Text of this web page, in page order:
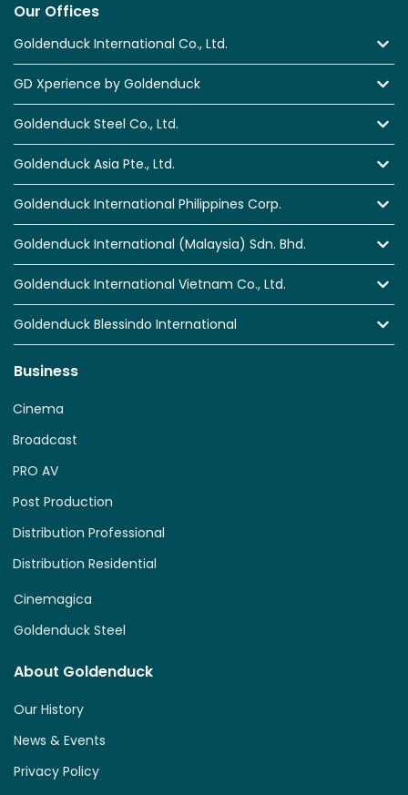
Our Offices
Goldenduck International Co., Ltd.
GD Xperience by Goldenduck
Goldenduck Steel Co., Ltd.
Goldenduck Asia Pte., Ltd.
Goldenduck International Philippines Corp.
Goldenduck International (Malaysia) Sdn. Bhd.
Goldenduck International Vietnam Co., Ltd.
Goldenduck Blessindo International
Business
Distribution Residential
Distribution Professional
Post Production
PRO AV
Broadcast
Cinema
Cinemagica
Goldenduck Steel
About Goldenduck
Our History
News & Events
Privacy Policy